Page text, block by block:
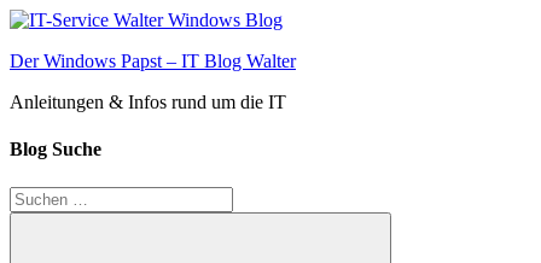
Zum
springen
Der Windows Papst – IT Blog Walter
Anleitungen & Infos rund um die IT
Blog Suche
Suchen
nach: